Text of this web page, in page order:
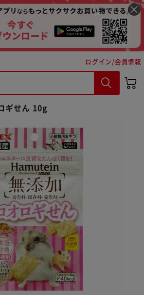
ログイン/会員情報
ギせん 10g
い